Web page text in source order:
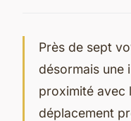
Près de sept
désormais une
proximité avec
déplacement